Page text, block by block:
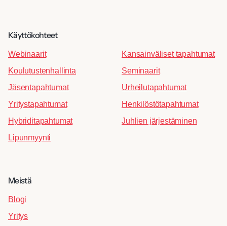
Käyttökohteet
Webinaarit
Koulutustenhallinta
Jäsentapahtumat
Yritystapahtumat
Hybriditapahtumat
Lipunmyynti
Kansainväliset tapahtumat
Seminaarit
Urheilutapahtumat
Henkilöstötapahtumat
Juhlien järjestäminen
Meistä
Blogi
Yritys